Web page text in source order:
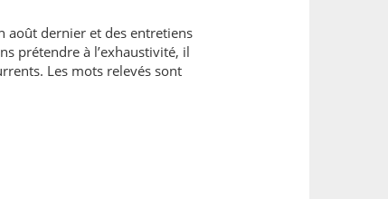
août dernier et des entretiens
prétendre à l’exhaustivité, il
Les mots relevés sont